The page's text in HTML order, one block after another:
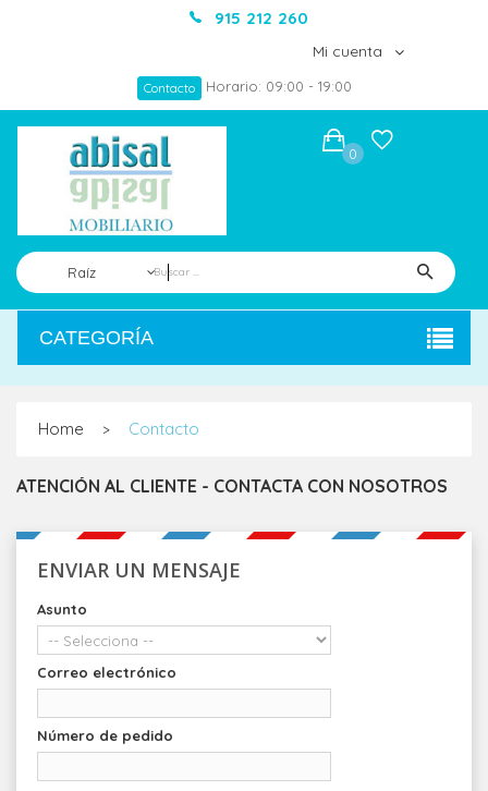
915 212 260
Mi cuenta
Contacto Horario: 09:00 - 19:00
Raíz
0
CATEGORÍA
Home > Contacto
ATENCIÓN AL CLIENTE - CONTACTA CON NOSOTROS
ENVIAR UN MENSAJE
Asunto
Correo electrónico
Número de pedido